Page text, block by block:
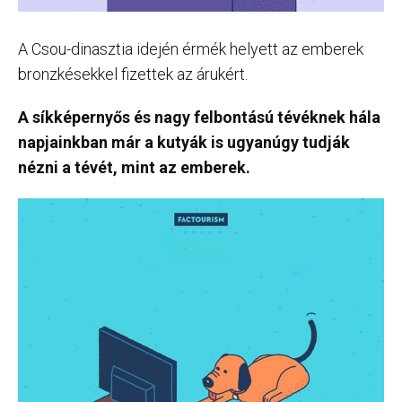
A Csou-dinasztia idején érmék helyett az emberek
bronzkésekkel fizettek az árukért.
A síkképernyős és nagy felbontású tévéknek hála
napjainkban már a kutyák is ugyanúgy tudják
nézni a tévét, mint az emberek.